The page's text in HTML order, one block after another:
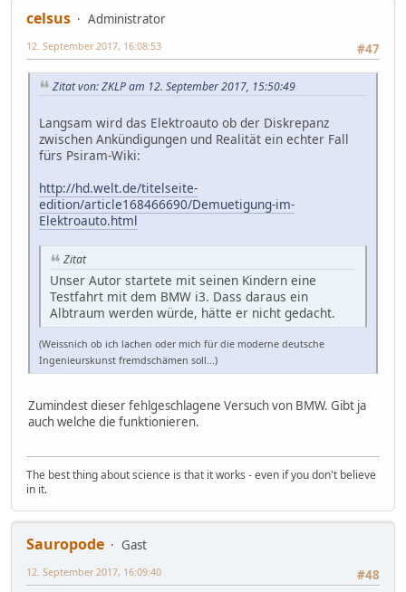
celsus
Administrator
#47
12. September 2017, 16:08:53
Zitat von: ZKLP am 12. September 2017, 15:50:49
Langsam wird das Elektroauto ob der Diskrepanz
zwischen Ankündigungen und Realität ein echter Fall
fürs Psiram-Wiki:
http://hd.welt.de/titelseite-
edition/article168466690/Demuetigung-im-
Elektroauto.html
Zitat
Unser Autor startete mit seinen Kindern eine
Testfahrt mit dem BMW i3. Dass daraus ein
Albtraum werden würde, hätte er nicht gedacht.
(Weissnich ob ich lachen oder mich für die moderne deutsche
Ingenieurskunst fremdschämen soll...)
Zumindest dieser fehlgeschlagene Versuch von BMW. Gibt ja
auch welche die funktionieren.
The best thing about science is that it works - even if you don't believe
in it.
Sauropode
Gast
#48
12. September 2017, 16:09:40